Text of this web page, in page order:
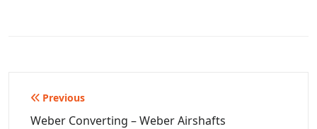
Indlægsnavigation
Previous
Weber Converting – Weber Airshafts